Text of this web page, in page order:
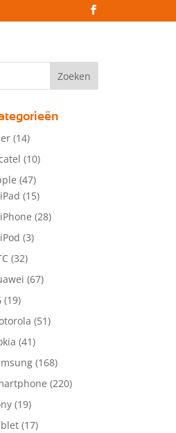
(14)
(10)
(47)
iPad (15)
iPhone (28)
iPod (3)
(32)
(67)
(19)
(51)
(41)
(168)
(220)
(19)
(17)